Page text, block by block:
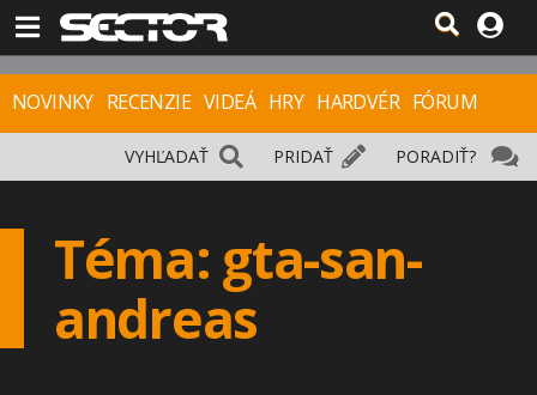
NOVINKY RECENZIE VIDEÁ HRY HARDVÉR FÓRUM
PORADIŤ?
PRIDAŤ
VYHĽADAŤ
Téma: gta-san-
andreas